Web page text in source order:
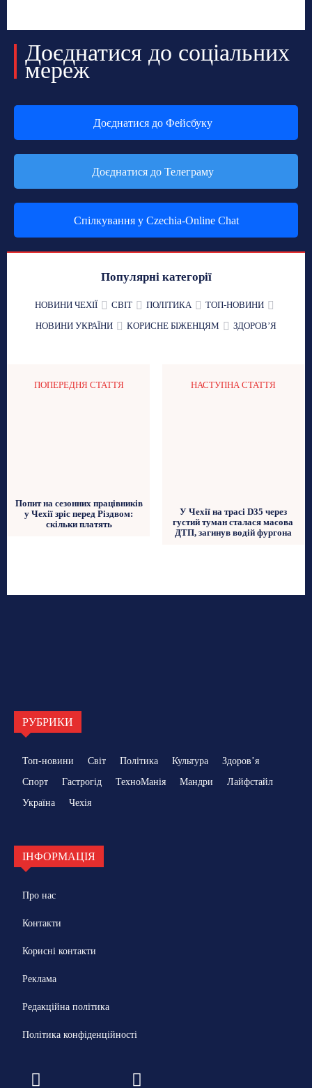
Доєднатися до соціальних
мереж
Доєднатися до Фейсбуку
Доєднатися до Телеграму
Спілкування у Czechia-Online Chat
Популярні категорії
НОВИНИ ЧЕХІЇ СВІТ ПОЛІТИКА
ТОП-НОВИНИ
НОВИНИ УКРАЇНИ
КОРИСНЕ БІЖЕНЦЯМ ЗДОРОВʼЯ
ПОПЕРЕДНЯ СТАТТЯ
Попит на сезонних працівників
у Чехії зріс перед Різдвом:
скільки платять
НАСТУПНА СТАТТЯ
У Чехії на трасі D35 через
густий туман сталася масова
ДТП, загинув водій фургона
РУБРИКИ
Топ-новини Світ Політика Культура
Здоровʼя
Спорт
Гастрогід ТехноМанія Мандри
Лайфстайл
Україна
Чехія
ІНФОРМАЦІЯ
Про нас
Контакти
Корисні контакти
Реклама
Редакційна політика
Політика конфіденційності